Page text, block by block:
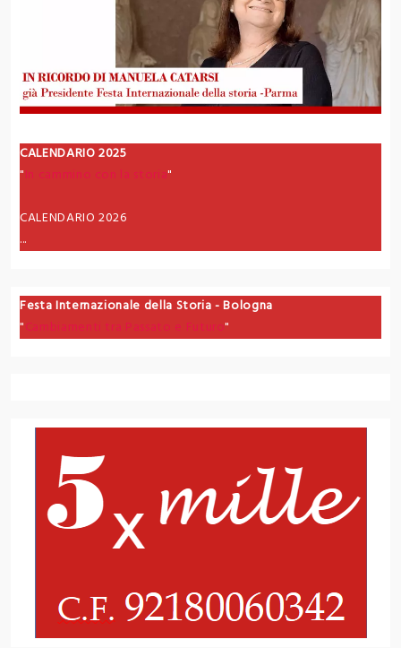
CALENDARIO 2025
"In cammino con la storia"
CALENDARIO 2026
...
Festa Internazionale della Storia - Bologna
"Cambiamenti tra Passato e Futuro"